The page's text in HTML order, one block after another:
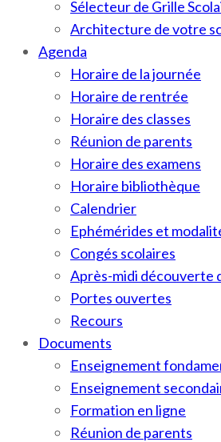
Sélecteur de Grille
Architecture de votre
Agenda
Horaire de la journée
Horaire de rentrée
Horaire des classes
Réunion de parents
Horaire des examens
Horaire bibliothèque
Calendrier
Ephémérides et
Congés scolaires
Après-midi découverte
Portes ouvertes
Recours
Documents
Enseignement
Enseignement
Formation en ligne
Réunion de parents